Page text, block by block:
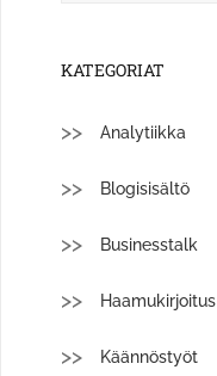
KATEGORIAT
Analytiikka
Blogisisältö
Businesstalk
Haamukirjoitus
Käännöstyöt